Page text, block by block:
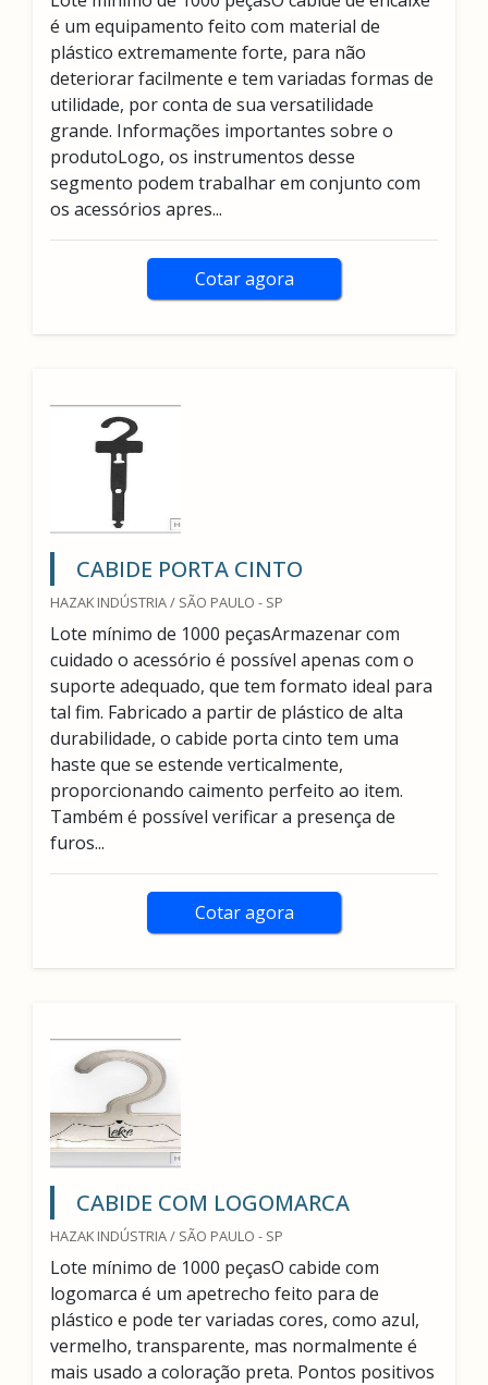
é um equipamento feito com material de
plástico extremamente forte, para não
deteriorar facilmente e tem variadas formas de
utilidade, por conta de sua versatilidade
grande. Informações importantes sobre o
produtoLogo, os instrumentos desse
segmento podem trabalhar em conjunto com
os acessórios apres...
Cotar agora
CABIDE PORTA CINTO
HAZAK INDÚSTRIA / SÃO PAULO - SP
Lote mínimo de 1000 peçasArmazenar com
cuidado o acessório é possível apenas com o
suporte adequado, que tem formato ideal para
tal fim. Fabricado a partir de plástico de alta
durabilidade, o cabide porta cinto tem uma
haste que se estende verticalmente,
proporcionando caimento perfeito ao item.
Também é possível verificar a presença de
furos...
Cotar agora
CABIDE COM LOGOMARCA
HAZAK INDÚSTRIA / SÃO PAULO - SP
Lote mínimo de 1000 peçasO cabide com
logomarca é um apetrecho feito para de
plástico e pode ter variadas cores, como azul,
vermelho, transparente, mas normalmente é
mais usado a coloração preta. Pontos positivos